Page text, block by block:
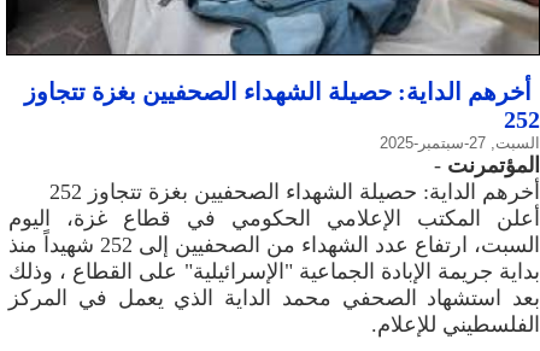
أخرهم الداية: حصيلة الشهداء الصحفيين بغزة تتجاوز
252
السبت, 27-سبتمبر-2025
المؤتمرنت -
أخرهم الداية: حصيلة الشهداء الصحفيين بغزة تتجاوز 252
أعلن المكتب الإعلامي الحكومي في قطاع غزة، اليوم
السبت، ارتفاع عدد الشهداء من الصحفيين إلى 252 شهيداً منذ
بداية جريمة الإبادة الجماعية "الإسرائيلية" على القطاع ، وذلك
بعد استشهاد الصحفي محمد الداية الذي يعمل في المركز
الفلسطيني للإعلام.